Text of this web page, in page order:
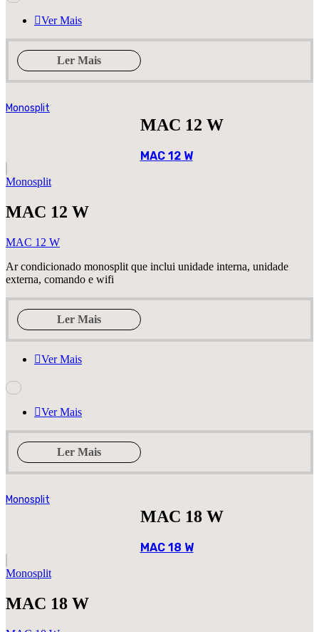
Ver Mais
Ler Mais
Monosplit
MAC 12 W
MAC 12 W
Monosplit
MAC 12 W
MAC 12 W
Ar condicionado monosplit que inclui unidade interna, unidade
externa, comando e wifi
Ler Mais
Ver Mais
Ver Mais
Ler Mais
Monosplit
MAC 18 W
MAC 18 W
Monosplit
MAC 18 W